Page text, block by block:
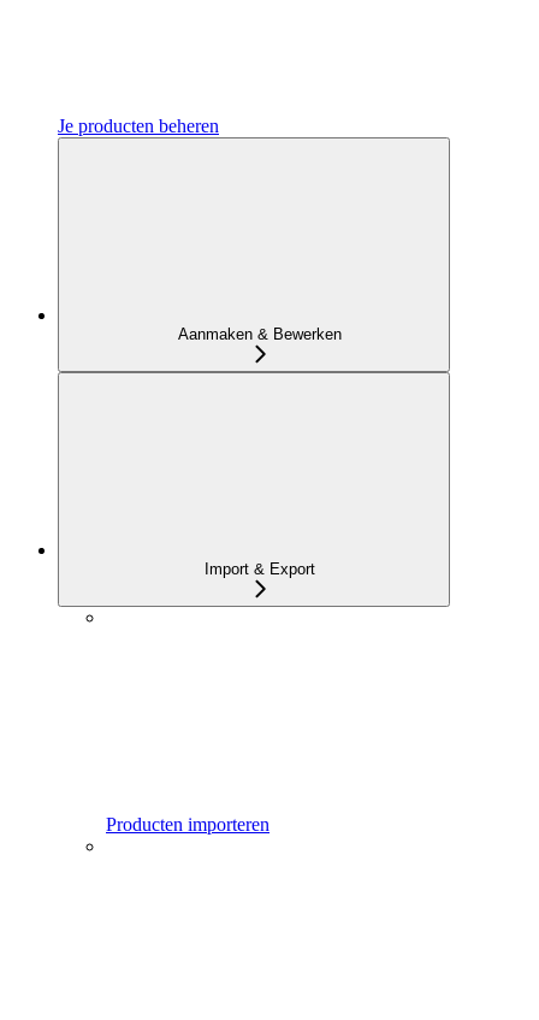
Je producten beheren
Aanmaken & Bewerken
Import & Export
Producten importeren